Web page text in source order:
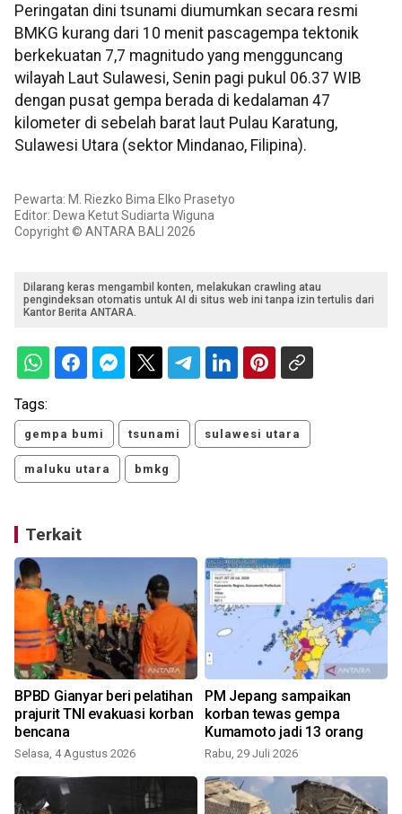
Peringatan dini tsunami diumumkan secara resmi
BMKG kurang dari 10 menit pascagempa tektonik
berkekuatan 7,7 magnitudo yang mengguncang
wilayah Laut Sulawesi, Senin pagi pukul 06.37 WIB
dengan pusat gempa berada di kedalaman 47
kilometer di sebelah barat laut Pulau Karatung,
Sulawesi Utara (sektor Mindanao, Filipina).
Pewarta: M. Riezko Bima Elko Prasetyo
Editor: Dewa Ketut Sudiarta Wiguna
Copyright © ANTARA BALI 2026
Dilarang keras mengambil konten, melakukan crawling atau
pengindeksan otomatis untuk AI di situs web ini tanpa izin tertulis dari
Kantor Berita ANTARA.
Tags:
gempa bumi tsunami sulawesi utara
maluku utara bmkg
Terkait
BPBD Gianyar beri pelatihan
prajurit TNI evakuasi korban
bencana
Selasa, 4 Agustus 2026
PM Jepang sampaikan
korban tewas gempa
Kumamoto jadi 13 orang
Rabu, 29 Juli 2026